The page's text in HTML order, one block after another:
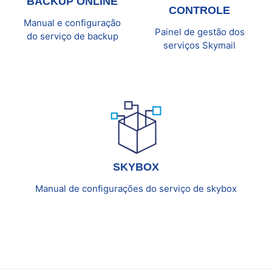
Manual e configuração
do serviço de backup
CONTROLE
Painel de gestão dos
serviços Skymail
SKYBOX
Manual de configurações do serviço de skybox